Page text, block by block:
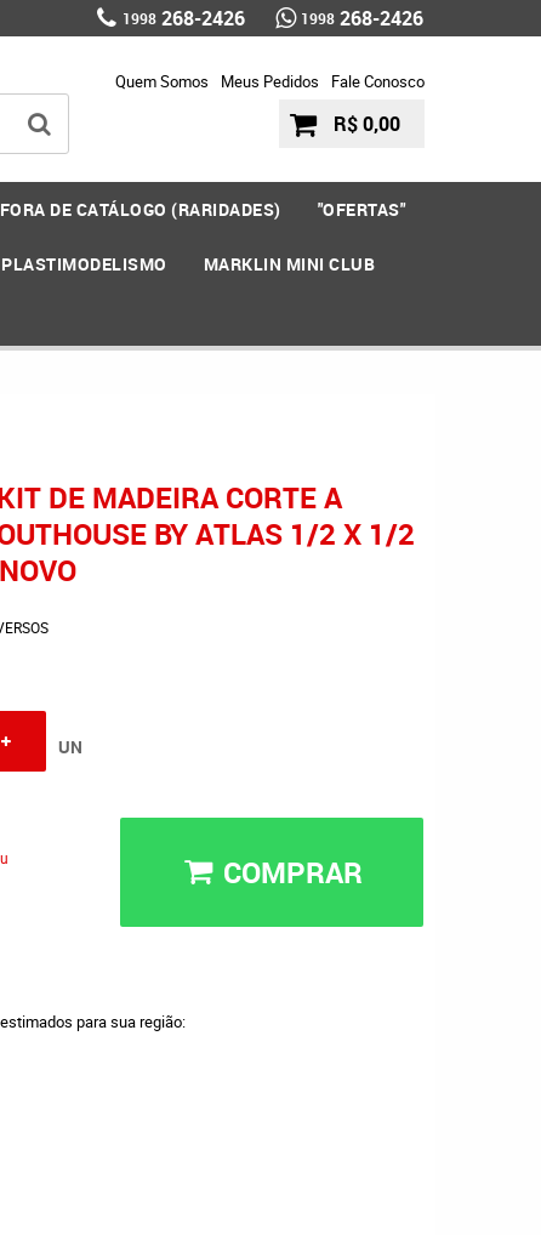
1998 268-2426 1998 268-2426
Quem Somos Meus Pedidos Fale Conosco
R$ 0,00
FORA DE CATÁLOGO (RARIDADES) "OFERTAS"
MARKLIN MINI CLUB
DE MADEIRA CORTE A
BY ATLAS 1/2 X 1/2
UN
COMPRAR
para sua região: